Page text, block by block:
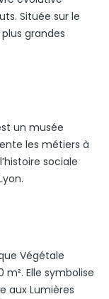
Située sur le
grandes
un musée
les métiers à
sociale
Végétale
Elle symbolise
aux Lumières